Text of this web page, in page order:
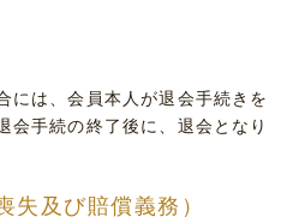
には、会員本人が退会手続きを
会手続の終了後に、退会となり
失及び賠償義務）